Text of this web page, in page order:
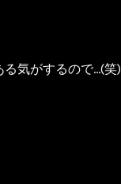
気がするので…(笑)